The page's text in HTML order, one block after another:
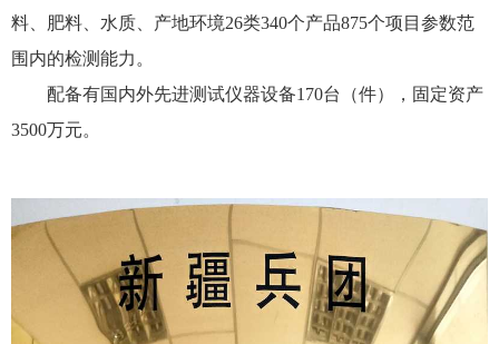
料、肥料、水质、产地环境26类340个产品875个项目参数范
围内的检测能力。
配备有国内外先进测试仪器设备170台（件），固定资产
3500万元。